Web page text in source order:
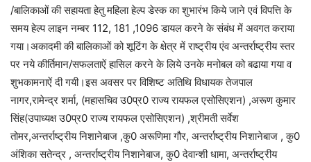
/बालिकाओं की सहायता हेतु महिला हेल्प डेस्क का शुभारंभ किये जाने एवं विपत्ति के
समय हेल्प लाइन नम्बर 112, 181 ,1096 डायल करने के संबंध में अवगत कराया
गया।अकादमी की बालिकाओं को शूटिंग के क्षेत्र में राष्ट्रीय एंव अन्तर्राष्ट्रीय स्तर
पर नये कीर्तिमान/सफलताऐं हासिल करने के लिये उनके मनोबल को बढाया गया व
शुभकामनाऐं दी गयी।इस अवसर पर विशिष्ट अतिथि विधायक तेजपाल
नागर,रामेन्द्र शर्मा, (महासचिव उ0प्र0 राज्य रायफल एसोसिएशन) ,अरूण कुमार
सिंह(उपाध्यक्ष उ0प्र0 राज्य रायफल एसोसिएशन) ,श्रीमती सर्वेश
तोमर,अन्तर्राष्ट्रीय निशानेबाज ,कु0 अरूणिमा गौर, अन्तर्राष्ट्रीय निशानेबाज , कु0
अंशिका सतेन्द्र , अन्तर्राष्ट्रीय निशानेबाज, कु0 देवान्शी धामा, अन्तर्राष्ट्रीय